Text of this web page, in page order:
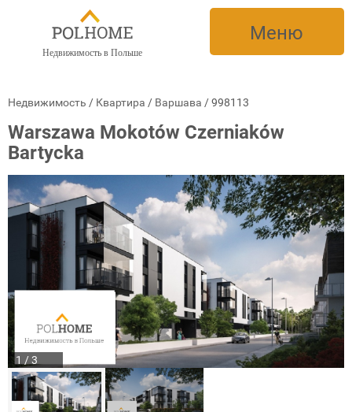
Недвижимость в Польше
Меню
Недвижимость / Квартира / Варшава /998113
Warszawa Mokotów Czerniaków
Bartycka
1 / 3